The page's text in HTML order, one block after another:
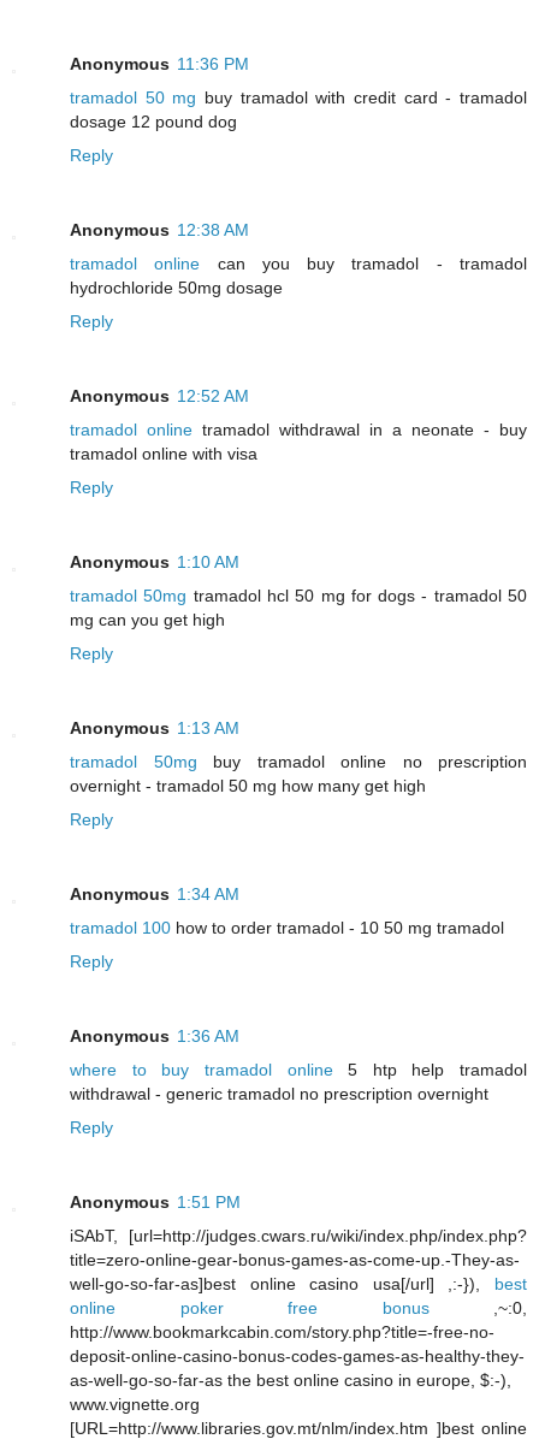
Anonymous 11:36 PM
tramadol 50 mg buy tramadol with credit card - tramadol
dosage 12 pound dog
Reply
Anonymous 12:38 AM
tramadol online can you buy tramadol - tramadol
hydrochloride 50mg dosage
Reply
Anonymous 12:52 AM
tramadol online tramadol withdrawal in a neonate - buy
tramadol online with visa
Reply
Anonymous 1:10 AM
tramadol 50mg tramadol hcl 50 mg for dogs - tramadol 50
mg can you get high
Reply
Anonymous 1:13 AM
tramadol 50mg buy tramadol online no prescription
overnight - tramadol 50 mg how many get high
Reply
Anonymous 1:34 AM
tramadol 100 how to order tramadol - 10 50 mg tramadol
Reply
Anonymous 1:36 AM
where to buy tramadol online5 htp help tramadol
withdrawal - generic tramadol no prescription overnight
Reply
Anonymous 1:51 PM
iSAbT, [url=http://judges.cwars.ru/wiki/index.php/index.php?
title=zero-online-gear-bonus-games-as-come-up.-They-as-
well-go-so-far-as]best online casino usa[/url] ,:-}), best
online poker free bonus,~:0,
http://www.bookmarkcabin.com/story.php?title=-free-no-
deposit-online-casino-bonus-codes-games-as-healthy-they-
as-well-go-so-far-as the best online casino in europe, $:-),
www.vignette.org
[URL=http://www.libraries.gov.mt/nlm/index.htm ]best online